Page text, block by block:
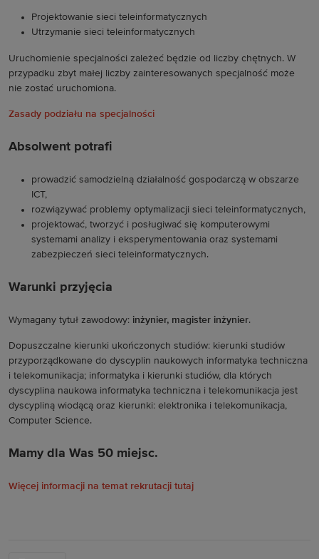
Projektowanie sieci teleinformatycznych
Utrzymanie sieci teleinformatycznych
Uruchomienie specjalności zależeć będzie od liczby chętnych. W
przypadku zbyt małej liczby zainteresowanych specjalność może
nie zostać uruchomiona.
Zasady podziału na specjalności
Absolwent potrafi
prowadzić samodzielną działalność gospodarczą w obszarze
ICT,
rozwiązywać problemy optymalizacji sieci teleinformatycznych,
projektować, tworzyć i posługiwać się komputerowymi
systemami analizy i eksperymentowania oraz systemami
zabezpieczeń sieci teleinformatycznych.
Warunki przyjęcia
Wymagany tytuł zawodowy: inżynier, magister inżynier.
Dopuszczalne kierunki ukończonych studiów: kierunki studiów
przyporządkowane do dyscyplin naukowych informatyka techniczna
i telekomunikacja; informatyka i kierunki studiów, dla których
dyscyplina naukowa informatyka techniczna i telekomunikacja jest
dyscypliną wiodącą oraz kierunki: elektronika i telekomunikacja,
Computer Science.
Mamy dla Was 50 miejsc.
Więcej informacji na temat rekrutacji tutaj